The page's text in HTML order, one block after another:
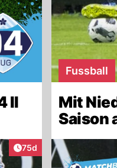
II
Fussball
Mit
Saison
Artikel veröffentlicht:
75d